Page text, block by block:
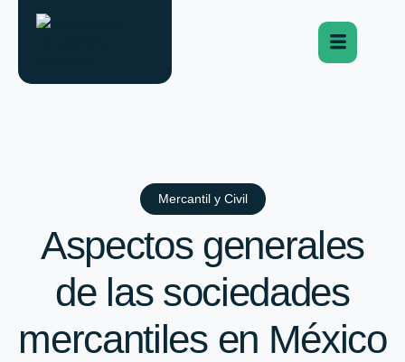
Mercantil y Civil
Aspectos generales
de las sociedades
mercantiles en México